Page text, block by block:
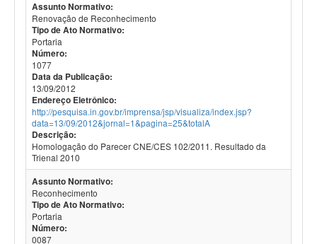
Assunto Normativo:
Renovação de Reconhecimento
Tipo de Ato Normativo:
Portaria
Número:
1077
Data da Publicação:
13/09/2012
Endereço Eletrônico:
http://pesquisa.in.gov.br/imprensa/jsp/visualiza/index.jsp?
data=13/09/2012&jornal=1&pagina=25&totalA
Descrição:
Homologação do Parecer CNE/CES 102/2011. Resultado da
Trienal 2010
Assunto Normativo:
Reconhecimento
Tipo de Ato Normativo:
Portaria
Número:
0087